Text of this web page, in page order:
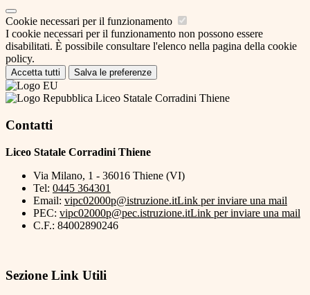
Cookie necessari per il funzionamento
I cookie necessari per il funzionamento non possono essere
disabilitati. È possibile consultare l'elenco nella pagina della cookie
policy.
Accetta tutti Salva le preferenze
Liceo Statale Corradini Thiene
Contatti
Liceo Statale Corradini Thiene
Via Milano, 1 - 36016 Thiene (VI)
Tel: 0445 364301
Email: vipc02000p@istruzione.itLink per inviare una mail
PEC: vipc02000p@pec.istruzione.itLink per inviare una mail
C.F.: 84002890246
Sezione Link Utili